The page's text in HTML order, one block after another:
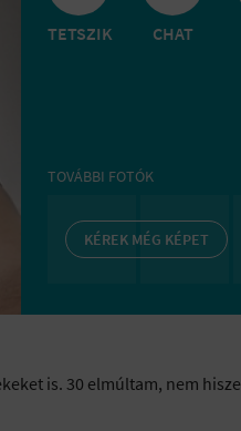
TETSZIK CHAT
TOVÁBBI FOTÓK
KÉREK MÉG KÉPET
is. 30 elmúltam, nem